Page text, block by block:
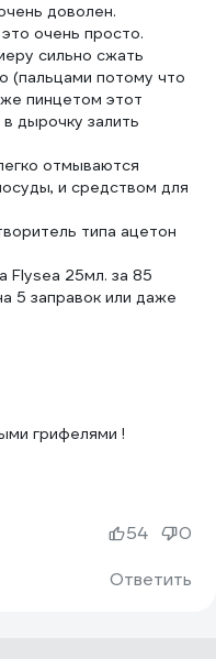
доволен.
очень просто.
сильно сжать
(пальцами потому что
пинцетом этот
дырочку залить
отмываются
и средством для
типа ацетон
Flysea 25мл. за 85
5 заправок или даже
грифелями !
Ответить
54 0